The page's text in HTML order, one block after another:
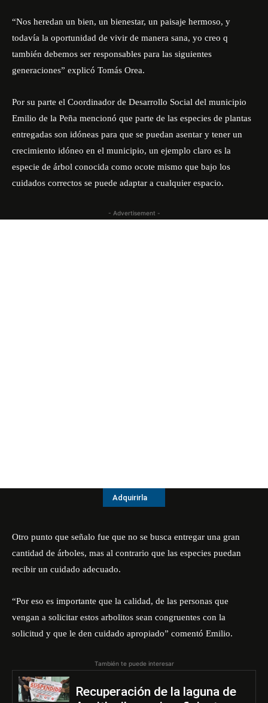
“Nos heredan un bien, un bienestar, un paisaje hermoso, y
todavía la oportunidad de vivir de manera sana, yo creo q
también debemos ser responsables para las siguientes
generaciones” explicó Tomás Orea.
Por su parte el Coordinador de Desarrollo Social del municipio
Emilio de la Peña mencionó que parte de las especies de plantas
entregadas son idóneas para que se puedan asentar y tener un
crecimiento idóneo en el municipio, un ejemplo claro es la
especie de árbol conocida como ocote mismo que bajo los
cuidados correctos se puede adaptar a cualquier espacio.
- Advertisement -
Adquirirla
Otro punto que señalo fue que no se busca entregar una gran
cantidad de árboles, mas al contrario que las especies puedan
recibir un cuidado adecuado.
“Por eso es importante que la calidad, de las personas que
vengan a solicitar estos arbolitos sean congruentes con la
solicitud y que le den cuidado apropiado” comentó Emilio.
También te puede interesar
Recuperación de la laguna de